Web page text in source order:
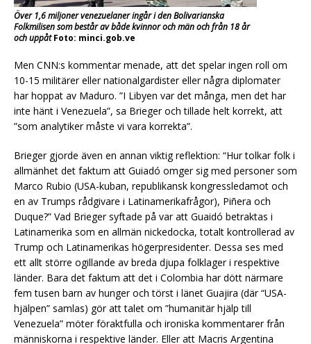
Över 1,6 miljoner venezuelaner ingår i den Bolivarianska
Folkmilisen som består av både kvinnor och män och från 18 år
och uppåtFoto: minci.gob.ve
Men CNN:s kommentar menade, att det spelar ingen roll om
10-15 militärer eller nationalgardister eller några diplomater
har hoppat av Maduro. ”I Libyen var det många, men det har
inte hänt i Venezuela”, sa Brieger och tillade helt korrekt, att
”som analytiker måste vi vara korrekta”.
Brieger gjorde även en annan viktig reflektion: “Hur tolkar folk i
allmänhet det faktum att Guiadó omger sig med personer som
Marco Rubio (USA-kuban, republikansk kongressledamot och
en av Trumps rådgivare i Latinamerikafrågor), Piñera och
Duque?” Vad Brieger syftade på var att Guaidó betraktas i
Latinamerika som en allmän nickedocka, totalt kontrollerad av
Trump och Latinamerikas högerpresidenter. Dessa ses med
ett allt större ogillande av breda djupa folklager i respektive
länder. Bara det faktum att det i Colombia har dött närmare
fem tusen barn av hunger och törst i länet Guajira (där “USA-
hjälpen” samlas) gör att talet om ”humanitär hjälp till
Venezuela” möter föraktfulla och ironiska kommentarer från
människorna i respektive länder. Eller att Macris Argentina